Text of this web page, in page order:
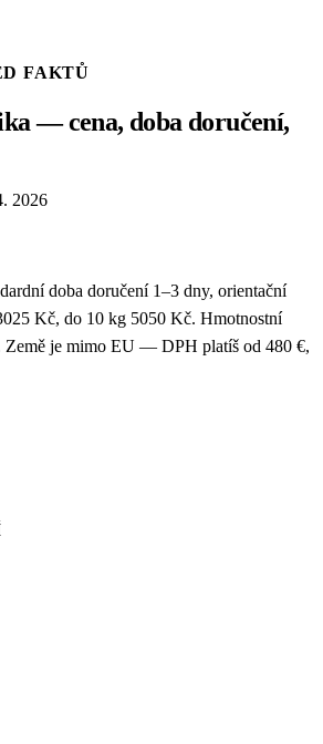
FAKTŮ
— cena, doba doručení,
2026
doba doručení 1–3 dny, orientační
Kč, do 10 kg 5050 Kč. Hmotnostní
Země je mimo EU — DPH platíš od 480 €,